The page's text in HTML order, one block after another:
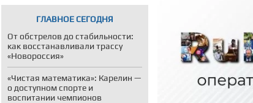
ГЛАВНОЕ СЕГОДНЯ
От обстрелов до стабильности:
как восстанавливали трассу
«Новороссия»
«Чистая математика»: Карелин —
о доступном спорте и
воспитании чемпионов